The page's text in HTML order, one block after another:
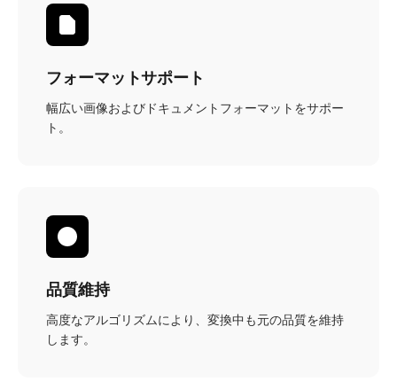
フォーマットサポート
幅広い画像およびドキュメントフォーマットをサポー
ト。
品質維持
高度なアルゴリズムにより、変換中も元の品質を維持
します。